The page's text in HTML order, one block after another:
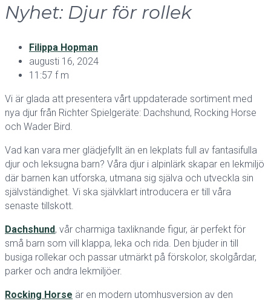
Nyhet: Djur för rollek
Filippa Hopman
augusti 16, 2024
11:57 f m
Vi är glada att presentera vårt uppdaterade sortiment med
nya djur från Richter Spielgeräte: Dachshund, Rocking Horse
och Wader Bird.
Vad kan vara mer glädjefyllt än en lekplats full av fantasifulla
djur och leksugna barn? Våra djur i alpinlärk skapar en lekmiljö
där barnen kan utforska, utmana sig själva och utveckla sin
självständighet. Vi ska självklart introducera er till våra
senaste tillskott.
Dachshund, vår charmiga taxliknande figur, är perfekt för
små barn som vill klappa, leka och rida. Den bjuder in till
busiga rollekar och passar utmärkt på förskolor, skolgårdar,
parker och andra lekmiljöer.
Rocking Horse är en modern utomhusversion av den